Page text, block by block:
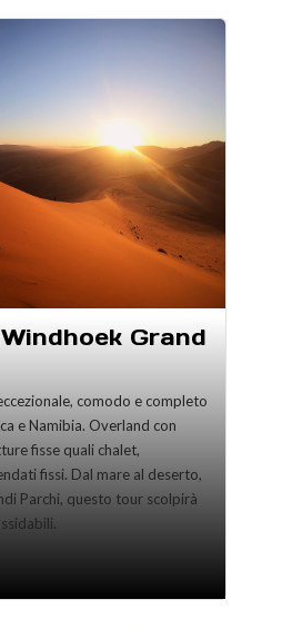
Grand
comodo e completo
e Namibia. Overland con
fisse quali chalet,
fissi. Dal mare al deserto,
Parchi, questo tour scolpirà